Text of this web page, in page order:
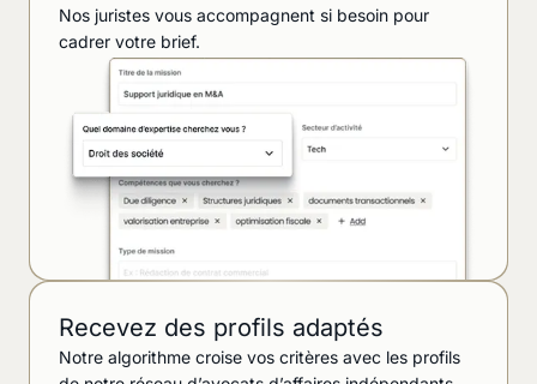
Nos juristes vous accompagnent si besoin pour
cadrer votre brief.
Recevez des profils adaptés
Notre algorithme croise vos critères avec les profils